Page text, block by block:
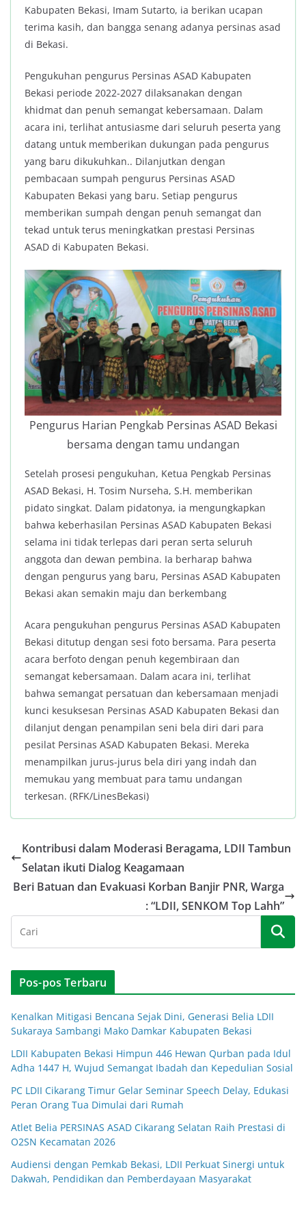
Kabupaten Bekasi, Imam Sutarto, ia berikan ucapan
terima kasih, dan bangga senang adanya persinas asad
di Bekasi.
Pengukuhan pengurus Persinas ASAD Kabupaten
Bekasi periode 2022-2027 dilaksanakan dengan
khidmat dan penuh semangat kebersamaan. Dalam
acara ini, terlihat antusiasme dari seluruh peserta yang
datang untuk memberikan dukungan pada pengurus
yang baru dikukuhkan.. Dilanjutkan dengan
pembacaan sumpah pengurus Persinas ASAD
Kabupaten Bekasi yang baru. Setiap pengurus
memberikan sumpah dengan penuh semangat dan
tekad untuk terus meningkatkan prestasi Persinas
ASAD di Kabupaten Bekasi.
Pengurus Harian Pengkab Persinas ASAD Bekasi
bersama dengan tamu undangan
Setelah prosesi pengukuhan, Ketua Pengkab Persinas
ASAD Bekasi, H. Tosim Nurseha, S.H. memberikan
pidato singkat. Dalam pidatonya, ia mengungkapkan
bahwa keberhasilan Persinas ASAD Kabupaten Bekasi
selama ini tidak terlepas dari peran serta seluruh
anggota dan dewan pembina. Ia berharap bahwa
dengan pengurus yang baru, Persinas ASAD Kabupaten
Bekasi akan semakin maju dan berkembang
Acara pengukuhan pengurus Persinas ASAD Kabupaten
Bekasi ditutup dengan sesi foto bersama. Para peserta
acara berfoto dengan penuh kegembiraan dan
semangat kebersamaan. Dalam acara ini, terlihat
bahwa semangat persatuan dan kebersamaan menjadi
kunci kesuksesan Persinas ASAD Kabupaten Bekasi dan
dilanjut dengan penampilan seni bela diri dari para
pesilat Persinas ASAD Kabupaten Bekasi. Mereka
menampilkan jurus-jurus bela diri yang indah dan
memukau yang membuat para tamu undangan
terkesan. (RFK/LinesBekasi)
Kontribusi dalam Moderasi Beragama, LDII Tambun
Selatan ikuti Dialog Keagamaan
Beri Batuan dan Evakuasi Korban Banjir PNR, Warga
: “LDII, SENKOM Top Lahh”
Pos-pos Terbaru
Kenalkan Mitigasi Bencana Sejak Dini, Generasi Belia LDII
Sukaraya Sambangi Mako Damkar Kabupaten Bekasi
LDII Kabupaten Bekasi Himpun 446 Hewan Qurban pada Idul
Adha 1447 H, Wujud Semangat Ibadah dan Kepedulian Sosial
PC LDII Cikarang Timur Gelar Seminar Speech Delay, Edukasi
Peran Orang Tua Dimulai dari Rumah
Atlet Belia PERSINAS ASAD Cikarang Selatan Raih Prestasi di
O2SN Kecamatan 2026
Audiensi dengan Pemkab Bekasi, LDII Perkuat Sinergi untuk
Dakwah, Pendidikan dan Pemberdayaan Masyarakat